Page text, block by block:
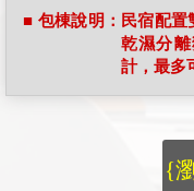
■ 包棟說明：民宿配
乾濕分
計，最多
{